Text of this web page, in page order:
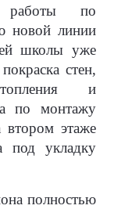
работы по
новой линии
школы уже
стен,
и
по монтажу
втором этаже
под укладку
полностью